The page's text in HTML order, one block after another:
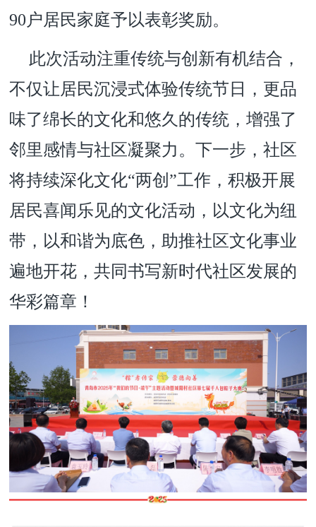
90户居民家庭予以表彰奖励。
此次活动注重传统与创新有机结合，
不仅让居民沉浸式体验传统节日，更品
味了绵长的文化和悠久的传统，增强了
邻里感情与社区凝聚力。下一步，社区
将持续深化文化“两创”工作，积极开展
居民喜闻乐见的文化活动，以文化为纽
带，以和谐为底色，助推社区文化事业
遍地开花，共同书写新时代社区发展的
华彩篇章！